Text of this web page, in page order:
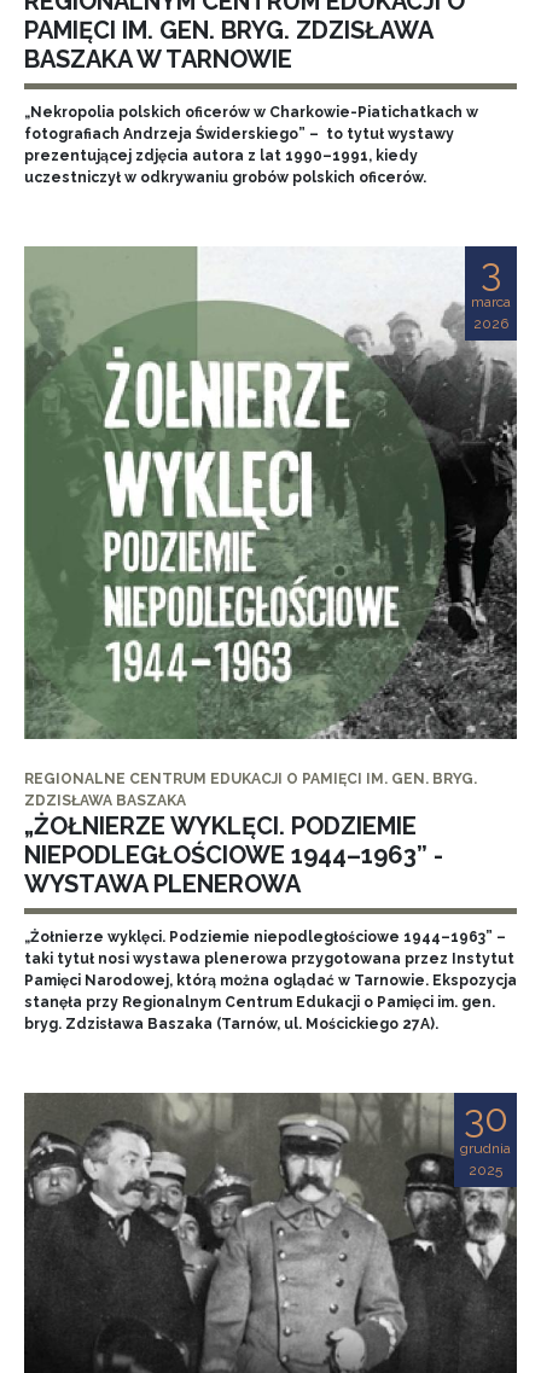
PAMIĘCI IM. GEN. BRYG. ZDZISŁAWA
BASZAKA W TARNOWIE
„Nekropolia polskich oficerów w Charkowie-Piatichatkach w
fotografiach Andrzeja Świderskiego” – to tytuł wystawy
prezentującej zdjęcia autora z lat 1990–1991, kiedy
uczestniczył w odkrywaniu grobów polskich oficerów.
3
marca
2026
REGIONALNE CENTRUM EDUKACJI O PAMIĘCI IM. GEN. BRYG.
ZDZISŁAWA BASZAKA
„ŻOŁNIERZE WYKLĘCI. PODZIEMIE
NIEPODLEGŁOŚCIOWE 1944–1963” -
WYSTAWA PLENEROWA
„Żołnierze wyklęci. Podziemie niepodległościowe 1944–1963” –
taki tytuł nosi wystawa plenerowa przygotowana przez Instytut
Pamięci Narodowej, którą można oglądać w Tarnowie. Ekspozycja
stanęła przy Regionalnym Centrum Edukacji o Pamięci im. gen.
bryg. Zdzisława Baszaka (Tarnów, ul. Mościckiego 27A).
30
grudnia
2025